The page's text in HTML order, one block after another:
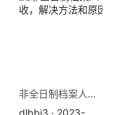
非全日制档案人才中心不收，解决方法和原因如下
dlbbj3 · 2023-